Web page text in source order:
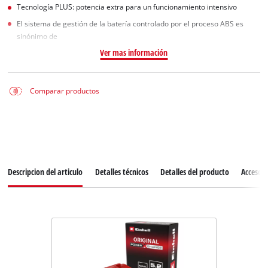
Tecnología PLUS: potencia extra para un funcionamiento intensivo
El sistema de gestión de la batería controlado por el proceso ABS es
sinónimo de
Ver mas información
Comparar productos
Descripcion del articulo Detalles técnicos Detalles del producto